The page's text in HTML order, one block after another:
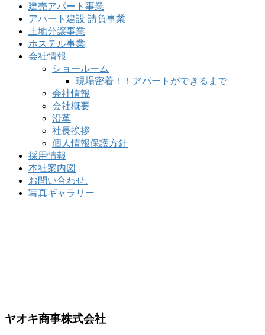
建売アパート事業
アパート建設 請負事業
土地分譲事業
ホステル事業
会社情報
ショールーム
現場密着！！アパートができるまで
会社情報
会社概要
沿革
社長挨拶
個人情報保護方針
採用情報
本社案内図
お問い合わせ.
写真ギャラリー
ヤオキ商事株式会社